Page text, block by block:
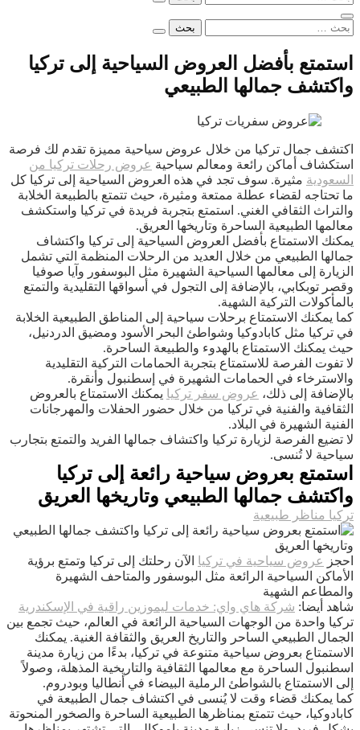
البحث
استمتع بأفضل العروض السياحية إلى تركيا
واكتشف جمالها الطبيعي
اكتشف جمال تركيا من خلال عروض سياحية مميزة تقدم لك فرصة
استكشاف أماكن رائعة ومعالم سياحية عروض رحلات تركيا من
السعودية مثيرة. سوف تجد في هذه العروض السياحية إلى تركيا كل
ما تحتاجه لقضاء عطلة ممتعة ومثيرة، حيث تتمتع بالطبيعة الخلابة
والتراث الثقافي الغني. استمتع بتجربة فريدة في تركيا واستكشف
معالمها الطبيعية الساحرة وتاريخها العريق.
يمكنك الاستمتاع بأفضل العروض السياحية إلى تركيا واكتشاف
جمالها الطبيعي من خلال العديد من الرحلات المنظمة التي تشمل
الزيارة إلى معالمها السياحية الشهيرة مثل البوسفور وآيا صوفيا
وقصر توبكابي، بالإضافة إلى التجول في أسواقها التقليدية والتمتع
بالمأكولات التركية الشهية.
كما يمكنك الاستمتاع برحلات سياحية إلى المناطق الطبيعية الخلابة
في تركيا مثل كابادوكيا وشواطئ البحر الأسود ومضيق الدردنيل،
حيث يمكنك الاستمتاع بالهدوء والطبيعة الساحرة.
لا تفوت الفرصة للاستمتاع بتجربة الحمامات التركية التقليدية
والاسترخاء في الحمامات الشهيرة في إسطنبول وأنقرة.
بالإضافة إلى ذلك، عروض سفر تركيا يمكنك الاستمتاع بالعروض
الثقافية والفنية في تركيا من خلال حضور الحفلات والمهرجانات
الفنية الشهيرة في البلاد.
لا تضيع الفرصة لزيارة تركيا واكتشاف جمالها الفريد والتمتع بتجارب
سياحية لا تُنسى.
استمتع بعروض سياحية رائعة إلى تركيا
واكتشف جمالها الطبيعي وتاريخها العريق
تركيا مناظر طبيعية
احجز عروض سياحية في تركيا الآن رحلتك إلى تركيا وتمتع برؤية
الأماكن السياحية الرائعة مثل البوسفور والمتاحف الشهيرة
والمطاعم الشهية
شاهد أيضا: شركة هاي واي: خدمات ليموزين راقية في الإسكندرية
تركيا واحدة من الوجهات السياحية الرائعة في العالم، حيث تجمع بين
الجمال الطبيعي الساحر والتاريخ العريق والثقافة الغنية. يمكنك
الاستمتاع بعروض سياحية متنوعة في تركيا، بدءًا من زيارة مدينة
اسطنبول الساحرة مع معالمها الثقافية والتاريخية المذهلة، وصولاً
إلى الاستمتاع بالشواطئ الرملية البيضاء في أنطاليا وبودروم.
كما يمكنك قضاء وقت لا يُنسى في اكتشاف جمال الطبيعة في
كابادوكيا، حيث تتمتع بمناظرها الطبيعية الساحرة والصخور المنحوتة